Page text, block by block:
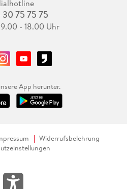
75 75 75
- 18.00 Uhr
App herunter.
Widerrufsbelehrung